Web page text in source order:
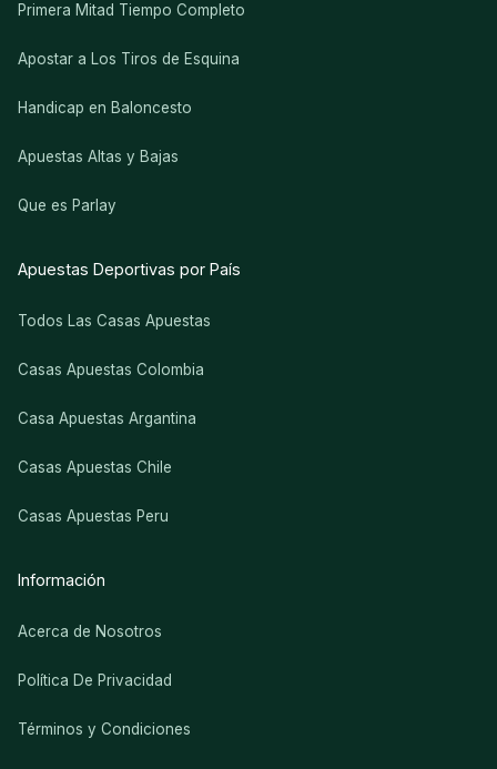
Primera Mitad Tiempo Completo
Apostar a Los Tiros de Esquina
Handicap en Baloncesto
Apuestas Altas y Bajas
Que es Parlay
Apuestas Deportivas por País
Todos Las Casas Apuestas
Casas Apuestas Colombia
Casa Apuestas Argantina
Casas Apuestas Chile
Casas Apuestas Peru
Información
Acerca de Nosotros
Política De Privacidad
Términos y Condiciones